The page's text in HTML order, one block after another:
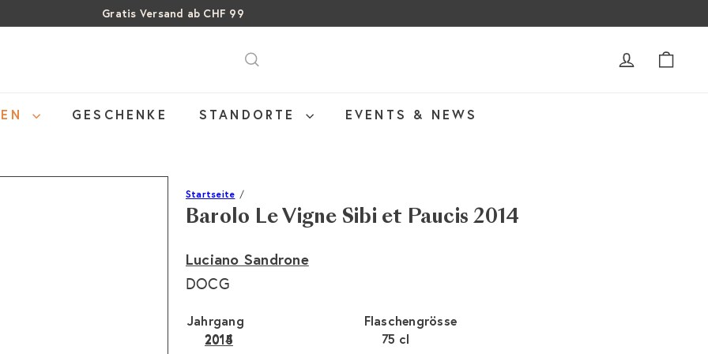
Pause
Gratis Versand ab CHF 99
Über 15% Rabatt auf Sommer Weine
SALE: Bis zu 40% auf letzte Flaschen
ACCOUNT
GESCHENKE STANDORTE EVENTS & NEWS
Startseite
Barolo Le Vigne Sibi et Paucis 2014
Luciano Sandrone
DOCG
Flaschengrösse
75 cl
Jahrgang
2014
2015